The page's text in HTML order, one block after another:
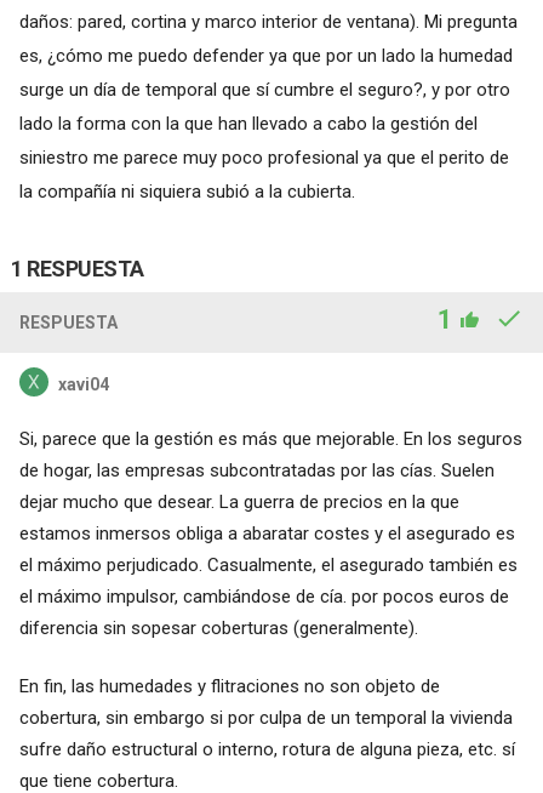
daños: pared, cortina y marco interior de ventana). Mi pregunta
es, ¿cómo me puedo defender ya que por un lado la humedad
surge un día de temporal que sí cumbre el seguro?, y por otro
lado la forma con la que han llevado a cabo la gestión del
siniestro me parece muy poco profesional ya que el perito de
la compañía ni siquiera subió a la cubierta.
1 RESPUESTA
RESPUESTA 1
xavi04
Si, parece que la gestión es más que mejorable. En los seguros
de hogar, las empresas subcontratadas por las cías. Suelen
dejar mucho que desear. La guerra de precios en la que
estamos inmersos obliga a abaratar costes y el asegurado es
el máximo perjudicado. Casualmente, el asegurado también es
el máximo impulsor, cambiándose de cía. por pocos euros de
diferencia sin sopesar coberturas (generalmente).
En fin, las humedades y flitraciones no son objeto de
cobertura, sin embargo si por culpa de un temporal la vivienda
sufre daño estructural o interno, rotura de alguna pieza, etc. sí
que tiene cobertura.